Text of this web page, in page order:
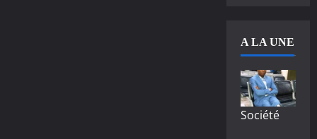
A LA UNE
Société